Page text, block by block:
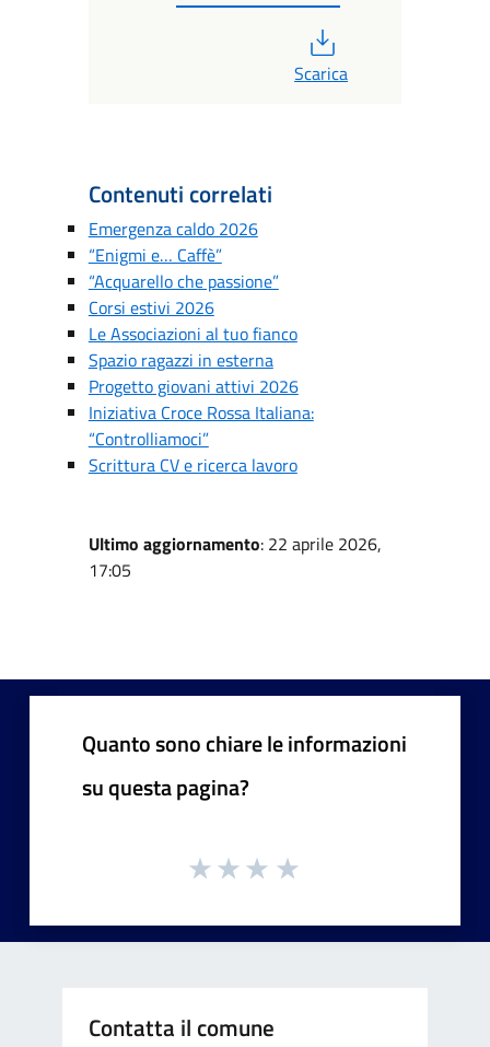
Scarica
Contenuti correlati
Emergenza caldo 2026
“Enigmi e… Caffè”
“Acquarello che passione”
Corsi estivi 2026
Le Associazioni al tuo fianco
Spazio ragazzi in esterna
Progetto giovani attivi 2026
Iniziativa Croce Rossa Italiana:
“Controlliamoci”
Scrittura CV e ricerca lavoro
Ultimo aggiornamento: 22 aprile 2026,
17:05
Quanto sono chiare le informazioni
su questa pagina?
Contatta il comune